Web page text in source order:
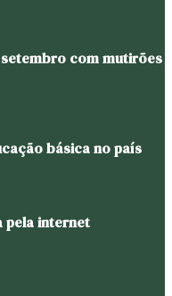
setembro com mutirões
básica no país
pela internet